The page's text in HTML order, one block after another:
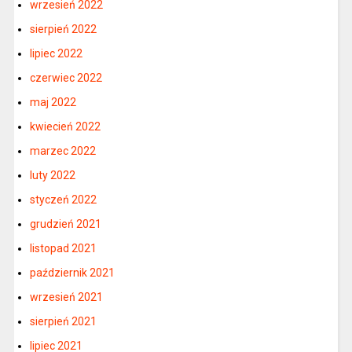
wrzesień 2022
sierpień 2022
lipiec 2022
czerwiec 2022
maj 2022
kwiecień 2022
marzec 2022
luty 2022
styczeń 2022
grudzień 2021
listopad 2021
październik 2021
wrzesień 2021
sierpień 2021
lipiec 2021